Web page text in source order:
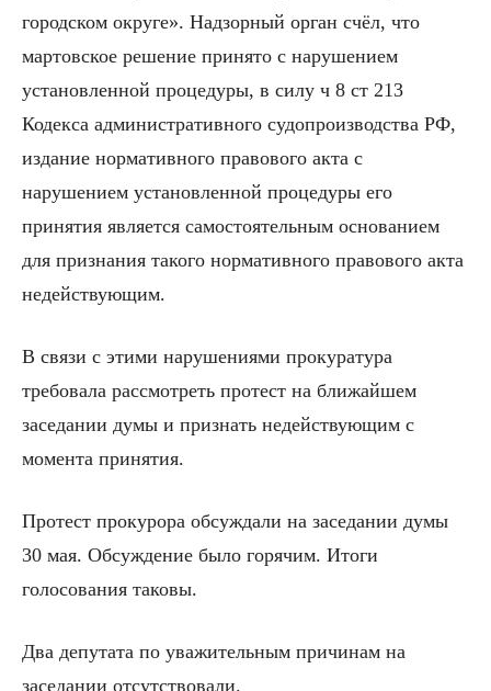
городском округе». Надзорный орган счёл, что
мартовское решение принято с нарушением
установленной процедуры, в силу ч 8 ст 213
Кодекса административного судопроизводства РФ,
издание нормативного правового акта с
нарушением установленной процедуры его
принятия является самостоятельным основанием
для признания такого нормативного правового акта
недействующим.
В связи с этими нарушениями прокуратура
требовала рассмотреть протест на ближайшем
заседании думы и признать недействующим с
момента принятия.
Протест прокурора обсуждали на заседании думы
30 мая. Обсуждение было горячим. Итоги
голосования таковы.
Два депутата по уважительным причинам на
заседании отсутствовали.